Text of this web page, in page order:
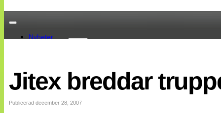
Nyheter
Landslaget
EM 2013
Internationellt
Bildreportage
Jitex breddar
Publicerad december 28, 2007